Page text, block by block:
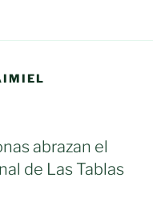
abrazan el
de Las Tablas